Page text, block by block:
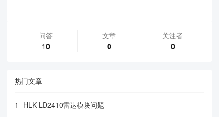
问答
10
文章
0
关注者
0
热门文章
1
HLK-LD2410雷达模块问题